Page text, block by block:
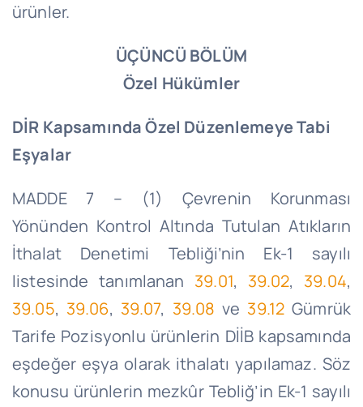
ürünler.
ÜÇÜNCÜ BÖLÜM
Özel Hükümler
DİR Kapsamında Özel Düzenlemeye Tabi
Eşyalar
MADDE 7 – (1) Çevrenin Korunması
Yönünden Kontrol Altında Tutulan Atıkların
İthalat Denetimi Tebliği’nin Ek-1 sayılı
listesinde tanımlanan 39.01, 39.02, 39.04,
39.05, 39.06, 39.07, 39.08 ve 39.12 Gümrük
Tarife Pozisyonlu ürünlerin DİİB kapsamında
eşdeğer eşya olarak ithalatı yapılamaz. Söz
konusu ürünlerin mezkûr Tebliğ’in Ek-1 sayılı